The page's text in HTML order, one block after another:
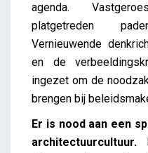
agenda.
platgetreden
Vernieuwende
en de
ingezet om de
brengen bij
Er is nood aan een
architectuurcultuur.